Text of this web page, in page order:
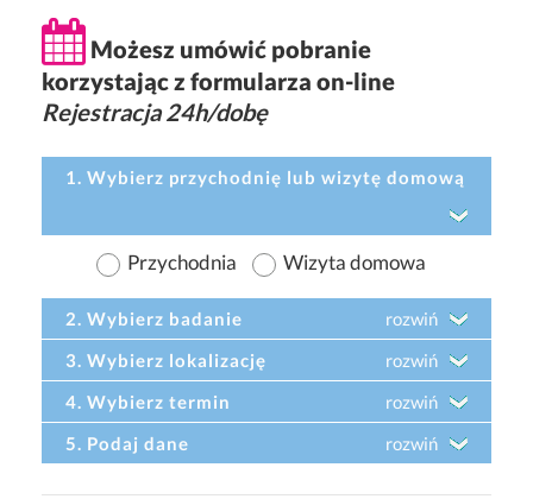
Możesz umówić pobranie
korzystając z formularza on-line
Rejestracja 24h/dobę
1. Wybierz przychodnię lub wizytę domową
Przychodnia Wizyta domowa
2. Wybierz badanie
rozwiń
3. Wybierz lokalizację
rozwiń
4. Wybierz termin
rozwiń
5. Podaj dane
rozwiń